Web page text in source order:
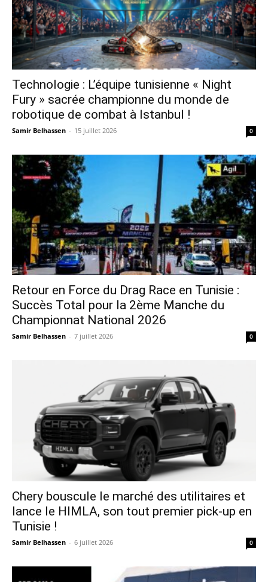
Technologie : L’équipe tunisienne « Night
Fury » sacrée championne du monde de
robotique de combat à Istanbul !
Samir Belhassen - 15 juillet 2026 0
Retour en Force du Drag Race en Tunisie :
Succès Total pour la 2ème Manche du
Championnat National 2026
Samir Belhassen - 7 juillet 2026 0
Chery bouscule le marché des utilitaires et
lance le HIMLA, son tout premier pick-up en
Tunisie !
Samir Belhassen - 6 juillet 2026 0